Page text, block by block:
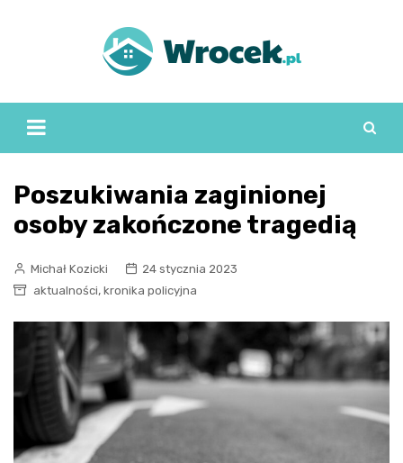
Poszukiwania zaginionej
osoby zakończone tragedią
Michał Kozicki
24 stycznia 2023
aktualności, kronika policyjna